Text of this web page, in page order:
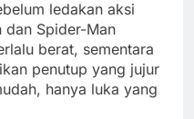
ledakan aksi
dan Spider-Man
berat, sementara
penutup yang jujur
hanya luka yang